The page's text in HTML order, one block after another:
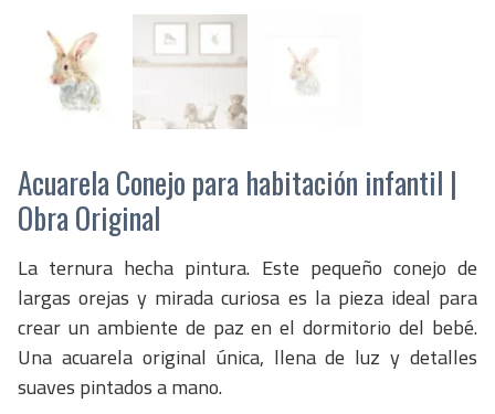
Acuarela Conejo para habitación infantil |
Obra Original
La ternura hecha pintura. Este pequeño conejo de
largas orejas y mirada curiosa es la pieza ideal para
crear un ambiente de paz en el dormitorio del bebé.
Una acuarela original única, llena de luz y detalles
suaves pintados a mano.